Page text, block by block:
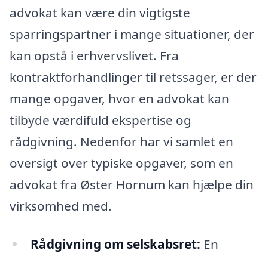
advokat kan være din vigtigste
sparringspartner i mange situationer, der
kan opstå i erhvervslivet. Fra
kontraktforhandlinger til retssager, er der
mange opgaver, hvor en advokat kan
tilbyde værdifuld ekspertise og
rådgivning. Nedenfor har vi samlet en
oversigt over typiske opgaver, som en
advokat fra Øster Hornum kan hjælpe din
virksomhed med.
Rådgivning om selskabsret: En